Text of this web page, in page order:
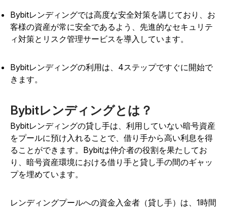
Bybitレンディングでは高度な安全対策を講じており、お
客様の資産が常に安全であるよう、先進的なセキュリテ
ィ対策とリスク管理サービスを導入しています。
Bybitレンディングの利用は、4ステップですぐに開始で
きます。
Bybitレンディングとは？
Bybitレンディングの貸し手は、利用していない暗号資産
をプールに預け入れることで、借り手から高い利息を得
ることができます。Bybitは仲介者の役割を果たしてお
り、暗号資産環境における借り手と貸し手の間のギャッ
プを埋めています。
レンディングプールへの資金入金者（貸し手）は、1時間